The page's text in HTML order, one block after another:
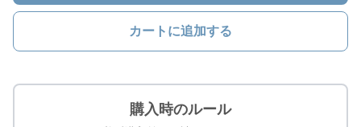
カートに追加する
購入時のルール